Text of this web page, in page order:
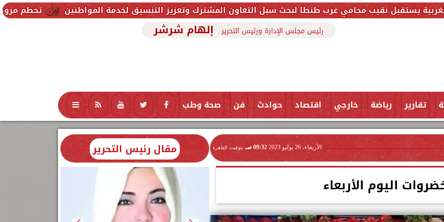
تحطم مروحية أثناء مكافحة محامي غرب طنطا لبحث سبل التعاون المشترك وتعزيز التنسيق لخدمة المواطنين
رئيس مجلس الإدارة ورئيس التحرير إلهام شرشر
تقارير رياضة خارجي اقتصاد حوادث فن صحة وطب تكنولوجيا منوعات محافظات
الأربعاء، 26 يوليو 2023 09:32 صـ بتوقيت القاهرة
اليوم الأربعاء
مقال رئيس التحرير